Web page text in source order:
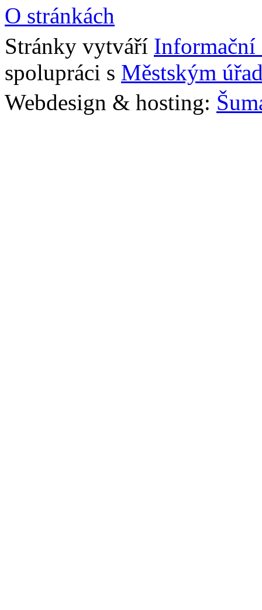
O stránkách
Stránky vytváří Informační
spolupráci s Městským
Webdesign & hosting: